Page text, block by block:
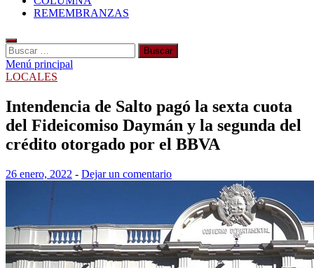
REMEMBRANZAS
Buscar:
Menú principal
LOCALES
Intendencia de Salto pagó la sexta cuota
del Fideicomiso Daymán y la segunda del
crédito otorgado por el BBVA
26 enero, 2022 - Dejar un comentario